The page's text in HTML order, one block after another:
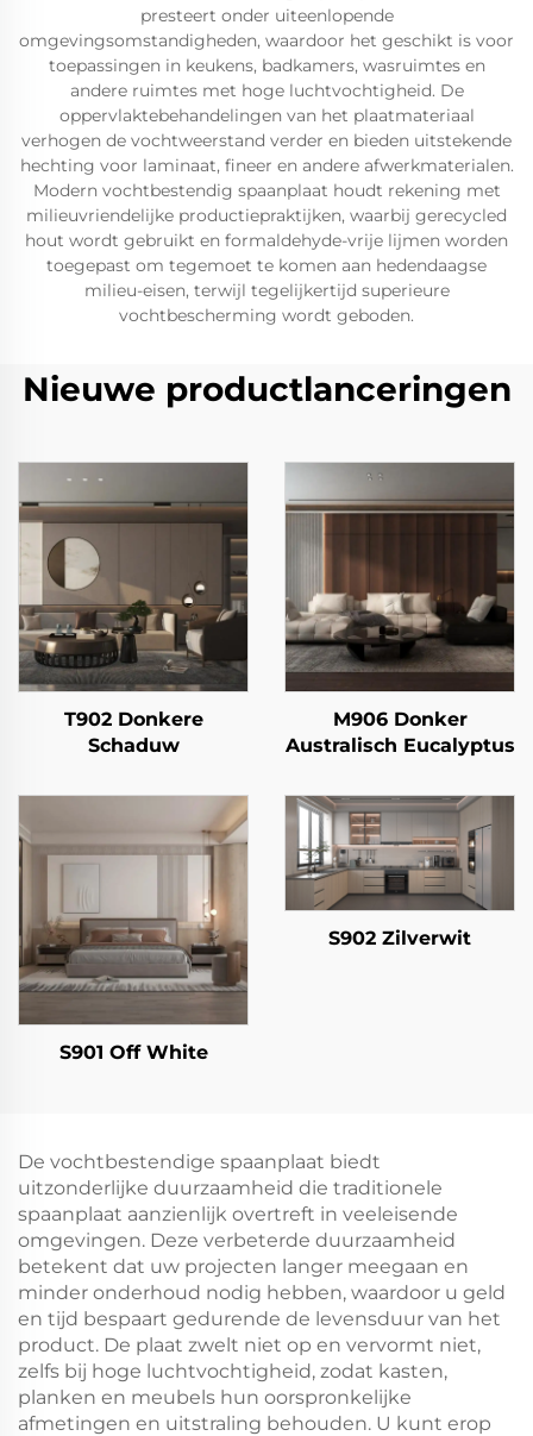
presteert onder uiteenlopende
omgevingsomstandigheden, waardoor het geschikt is voor
toepassingen in keukens, badkamers, wasruimtes en
andere ruimtes met hoge luchtvochtigheid. De
oppervlaktebehandelingen van het plaatmateriaal
verhogen de vochtweerstand verder en bieden uitstekende
hechting voor laminaat, fineer en andere afwerkmaterialen.
Modern vochtbestendig spaanplaat houdt rekening met
milieuvriendelijke productiepraktijken, waarbij gerecycled
hout wordt gebruikt en formaldehyde-vrije lijmen worden
toegepast om tegemoet te komen aan hedendaagse
milieu-eisen, terwijl tegelijkertijd superieure
vochtbescherming wordt geboden.
Nieuwe productlanceringen
T902 Donkere
Schaduw
M906 Donker
Australisch Eucalyptus
S901 Off White
S902 Zilverwit
De vochtbestendige spaanplaat biedt
uitzonderlijke duurzaamheid die traditionele
spaanplaat aanzienlijk overtreft in veeleisende
omgevingen. Deze verbeterde duurzaamheid
betekent dat uw projecten langer meegaan en
minder onderhoud nodig hebben, waardoor u geld
en tijd bespaart gedurende de levensduur van het
product. De plaat zwelt niet op en vervormt niet,
zelfs bij hoge luchtvochtigheid, zodat kasten,
planken en meubels hun oorspronkelijke
afmetingen en uitstraling behouden. U kunt erop